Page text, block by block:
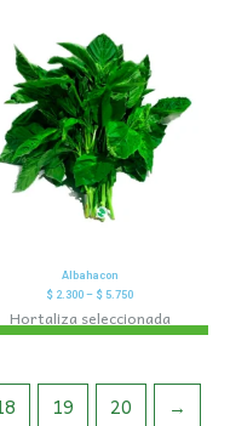
Albahacon
$ 2.300 – $ 5.750
Hortaliza seleccionada
19 20 →